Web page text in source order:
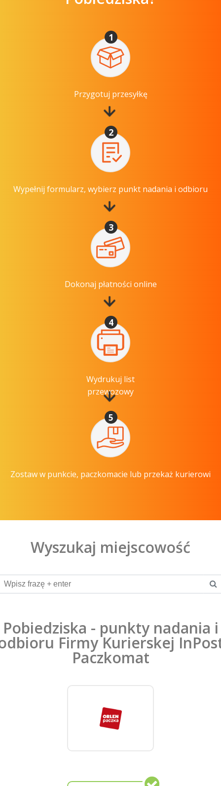
1
Przygotuj przesyłkę
2
Wypełnij formularz, wybierz punkt nadania i odbioru
3
Dokonaj płatności online
4
Wydrukuj list
przewozowy
5
Zostaw w punkcie, paczkomacie lub przekaż kurierowi
Wyszukaj miejscowość
Pobiedziska - punkty nadania i
Firmy Kurierskej
Paczkomat